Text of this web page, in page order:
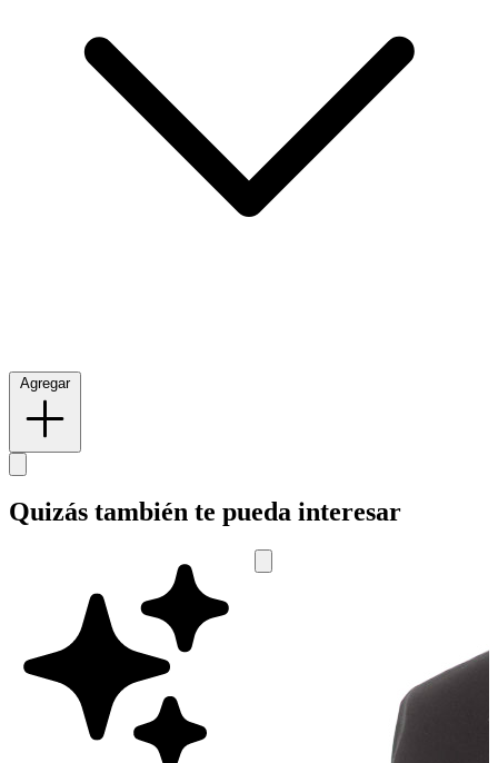
Agregar
Quizás también te pueda interesar